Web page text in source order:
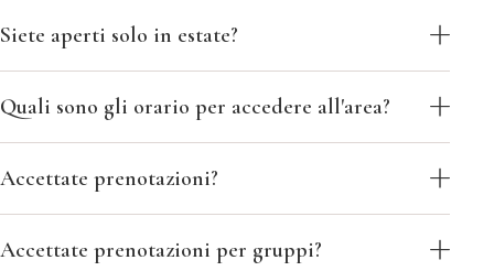
Siete aperti solo in estate?
Quali sono gli orario per accedere all'area?
Accettate prenotazioni?
Accettate prenotazioni per gruppi?